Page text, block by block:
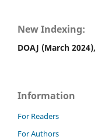
New Indexing:
DOAJ (March 2024),
Information
For Readers
For Authors